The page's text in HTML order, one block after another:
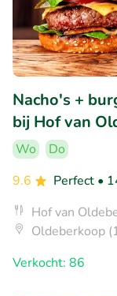
Nacho's +
bij Hof van
Wo
Do
9.6
Perfect •
Hof van
Oldeberkoop
Verkocht: 86